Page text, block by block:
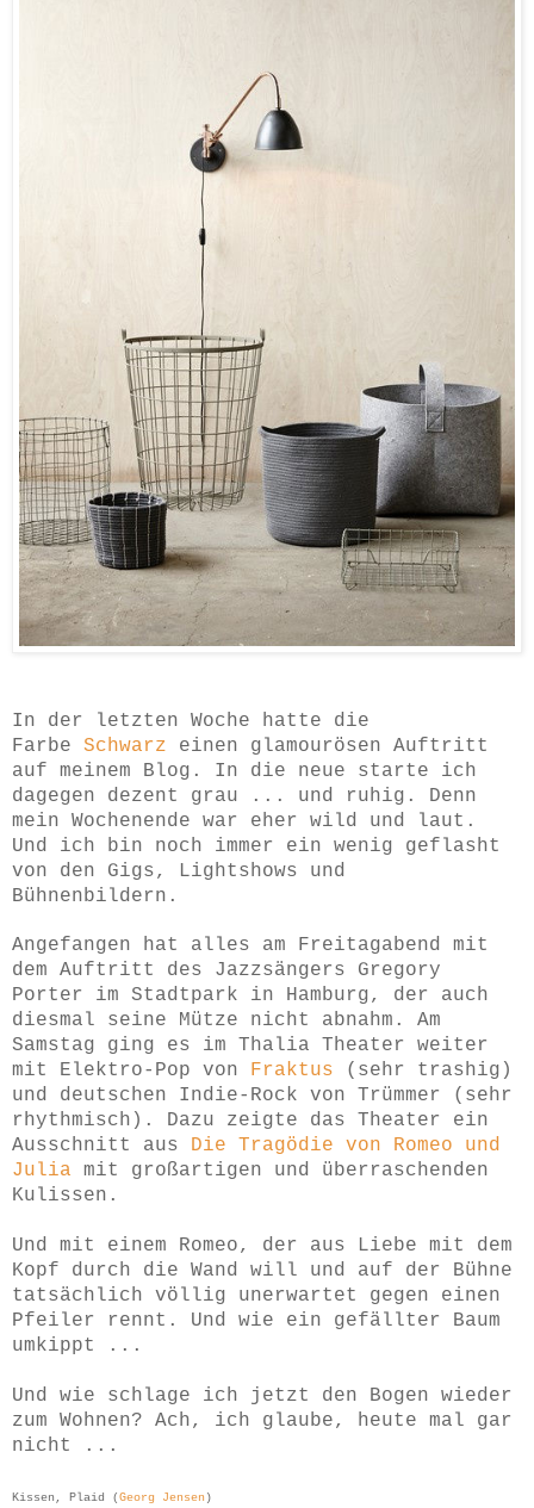
In der letzten Woche hatte die
Farbe Schwarz einen glamourösen Auftritt
auf meinem Blog. In die neue starte ich
dagegen dezent grau ... und ruhig. Denn
mein Wochenende war eher wild und laut.
Und ich bin noch immer ein wenig geflasht
von den Gigs, Lightshows und
Bühnenbildern.
Angefangen hat alles am Freitagabend mit
dem Auftritt des Jazzsängers Gregory
Porter im Stadtpark in Hamburg, der auch
diesmal seine Mütze nicht abnahm. Am
Samstag ging es im Thalia Theater weiter
mit Elektro-Pop von
Fraktus (sehr trashig)
und deutschen Indie-Rock von Trümmer (sehr
rhythmisch). Dazu zeigte das Theater ein
Ausschnitt aus
Die Tragödie von Romeo und
Julia mit großartigen und überraschenden
Kulissen.
Und mit einem Romeo, der aus Liebe mit dem
Kopf durch die Wand will und auf der Bühne
tatsächlich völlig unerwartet gegen einen
Pfeiler rennt. Und wie ein gefällter Baum
umkippt ...
Und wie schlage ich jetzt den Bogen wieder
zum Wohnen? Ach, ich glaube, heute mal gar
nicht ...
Kissen, Plaid (Georg Jensen)